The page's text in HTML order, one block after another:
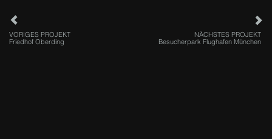
VORIGES PROJEKT
Friedhof Oberding
NÄCHSTES PROJEKT
Besucherpark Flughafen München